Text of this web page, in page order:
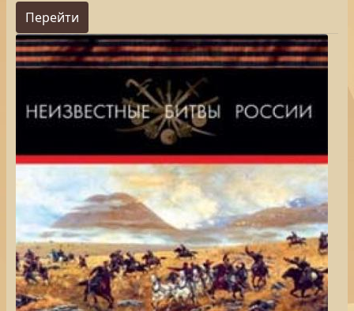
Перейти